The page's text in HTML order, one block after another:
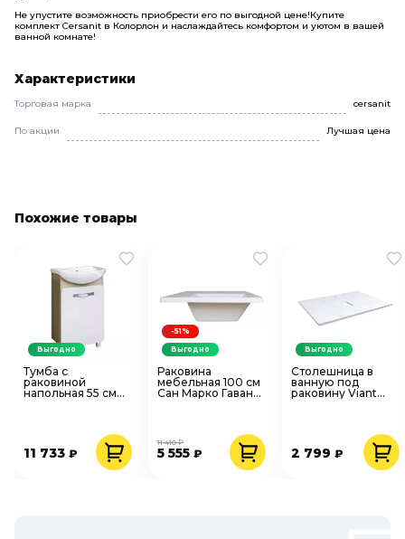
Не упустите возможность приобрести его по выгодной цене!Купите
комплект Cersanit в Колорлон и наслаждайтесь комфортом и уютом в вашей
ванной комнате!
Характеристики
Торговая марка cersanit
По акции Лучшая цена
Похожие товары
Тумба с
раковиной
напольная 55 см
11 733 ₽
Выгодно
Раковина
мебельная 100 см
Сан Марко Гавана
5 555 ₽
11 410 ₽
-51%
Выгодно
Столешница в
ванную под
раковину Viant
2 799 ₽
Выгодно